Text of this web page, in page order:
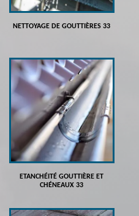
NETTOYAGE DE GOUTTIÈRES 33
ETANCHÉITÉ GOUTTIÈRE ET
CHÉNEAUX 33